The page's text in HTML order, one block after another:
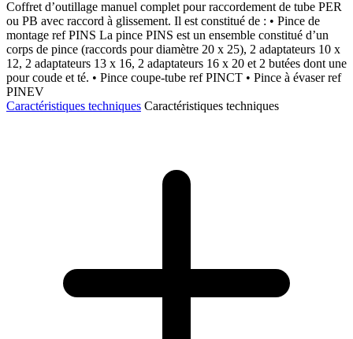
Coffret d’outillage manuel complet pour raccordement de tube PER
ou PB avec raccord à glissement. Il est constitué de : • Pince de
montage ref PINS La pince PINS est un ensemble constitué d’un
corps de pince (raccords pour diamètre 20 x 25), 2 adaptateurs 10 x
12, 2 adaptateurs 13 x 16, 2 adaptateurs 16 x 20 et 2 butées dont une
pour coude et té. • Pince coupe-tube ref PINCT • Pince à évaser ref
PINEV
Caractéristiques techniques Caractéristiques techniques